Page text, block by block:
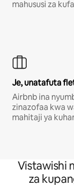
mahususi za
Je, unatafuta
Airbnb ina
zinazofaa kwa
mahitaji ya
Vistawishi
za